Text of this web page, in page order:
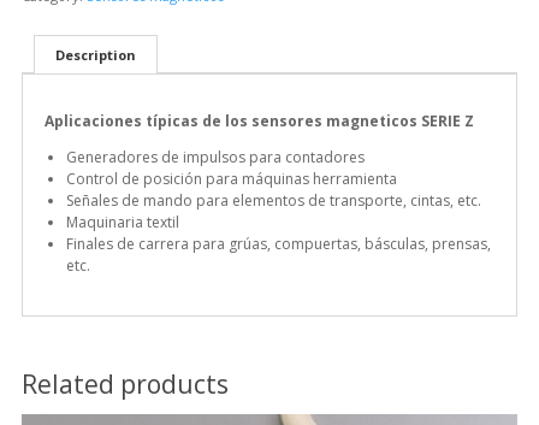
Description
Aplicaciones típicas de los sensores magneticos SERIE Z
Generadores de impulsos para contadores
Control de posición para máquinas herramienta
Señales de mando para elementos de transporte, cintas, etc.
Maquinaria textil
Finales de carrera para grúas, compuertas, básculas, prensas,
etc.
Related products